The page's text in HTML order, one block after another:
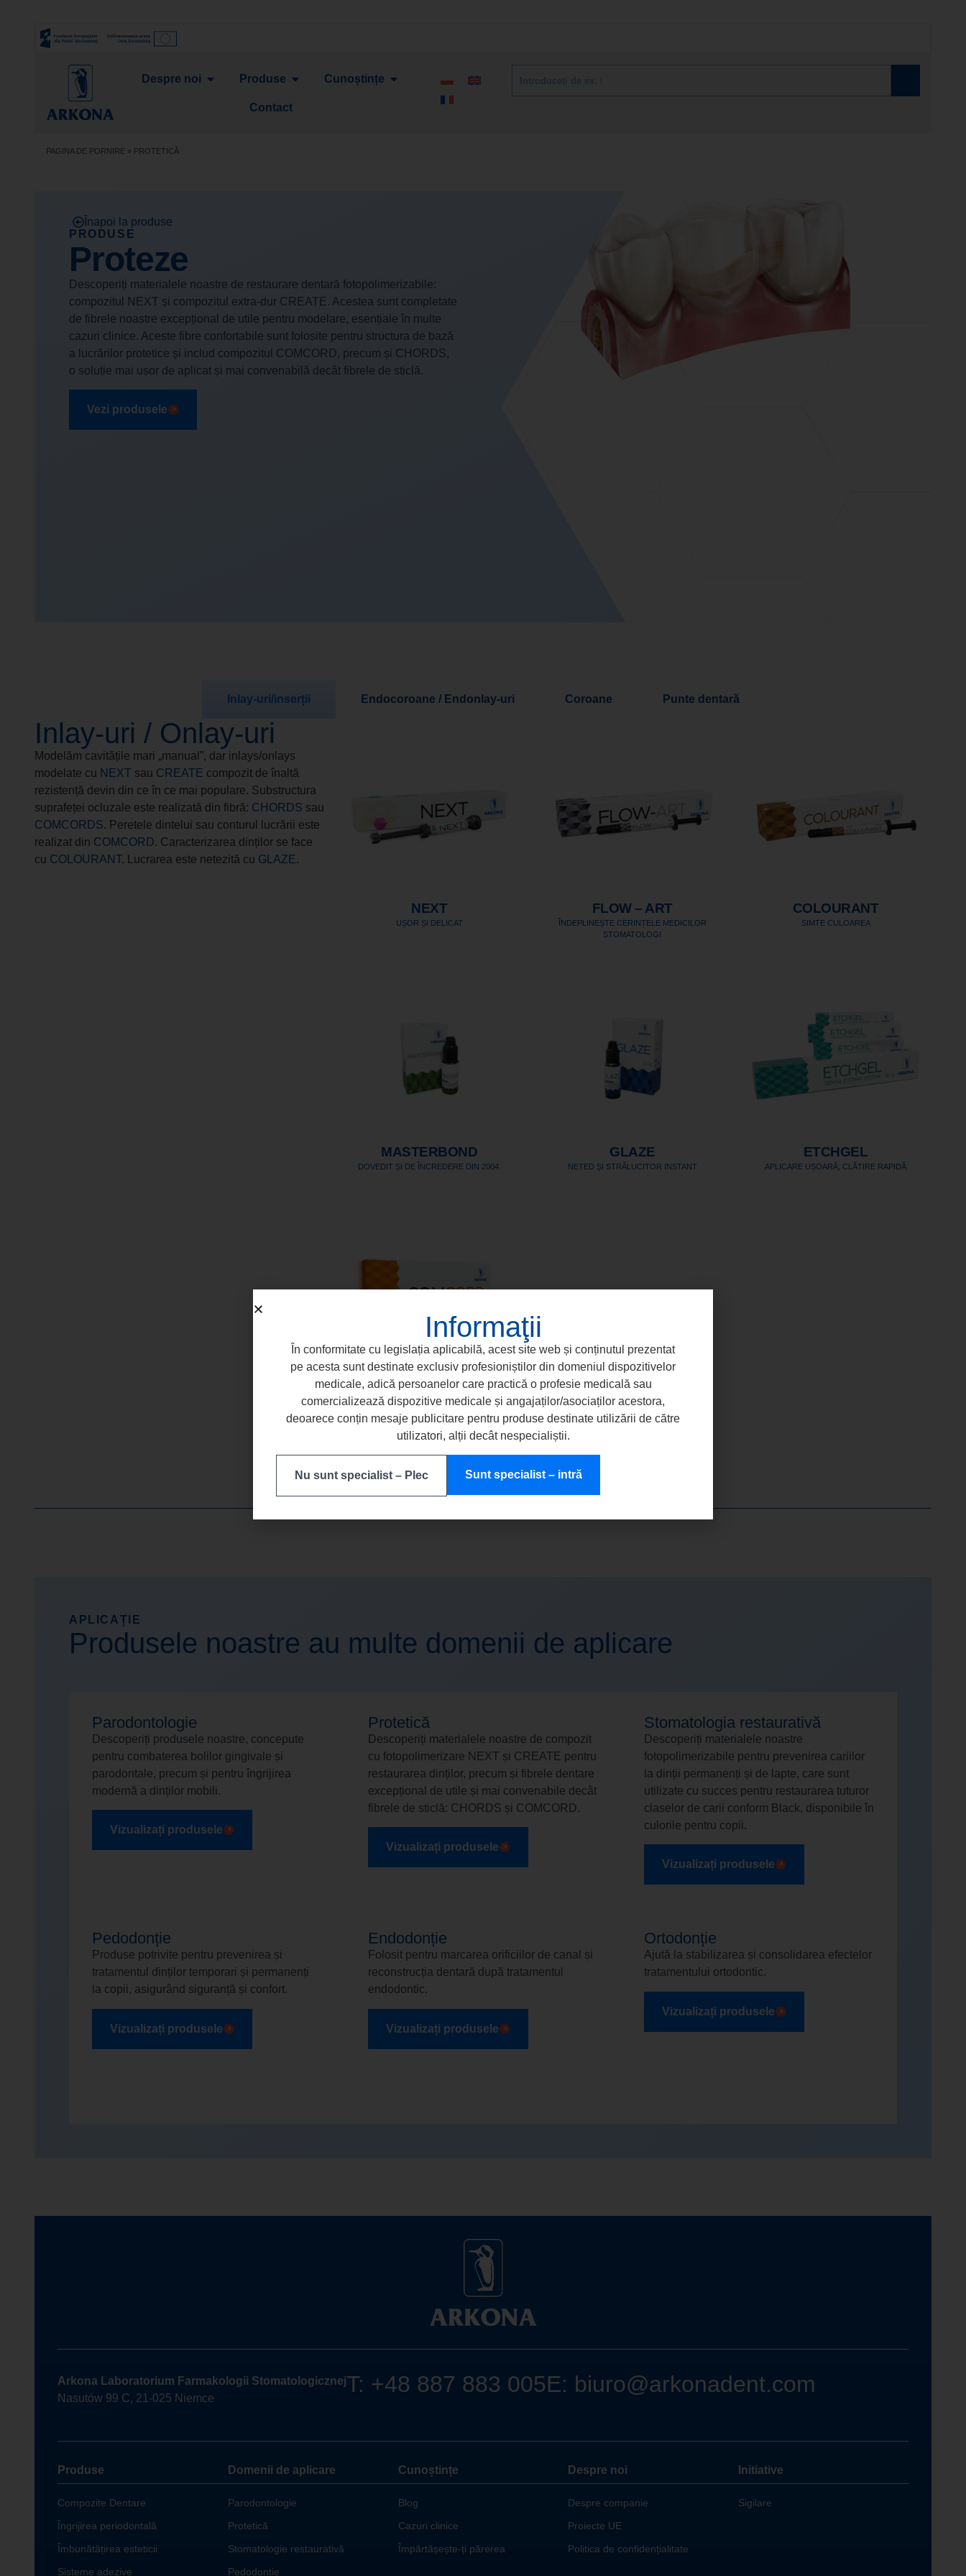
Despre noi Produse Cunoștințe
Contact
PAGINA DE PORNIRE » PROTETICĂ
Înapoi la produse
PRODUSE
Proteze
Descoperiți materialele noastre de restaurare dentară fotopolimerizabile:
compozitul NEXT și compozitul extra-dur CREATE. Acestea sunt completate
de fibrele noastre excepțional de utile pentru modelare, esențiale în multe
cazuri clinice. Aceste fibre confortabile sunt folosite pentru structura de bază
a lucrărilor protetice și includ compozitul COMCORD, precum și CHORDS,
o soluție mai ușor de aplicat și mai convenabilă decât fibrele de sticlă.
Vezi produsele
Inlay-uri/inserții Endocoroane / Endonlay-uri Coroane Punte dentară
Inlay-uri / Onlay-uri
Modelăm cavitățile mari „manual”, dar inlays/onlays
modelate cu NEXT sau CREATE compozit de înaltă
rezistență devin din ce în ce mai populare. Substructura
suprafeței ocluzale este realizată din fibră: CHORDS sau
COMCORDS. Peretele dintelui sau conturul lucrării este
realizat din COMCORD. Caracterizarea dinților se face
cu COLOURANT. Lucrarea este netezită cu GLAZE.
NEXT
UȘOR ȘI DELICAT
FLOW – ART
ÎNDEPLINEȘTE CERINȚELE MEDICILOR
STOMATOLOGI
COLOURANT
SIMTE CULOAREA
MASTERBOND
DOVEDIT ȘI DE ÎNCREDERE DIN 2004.
GLAZE
NETED ȘI STRĂLUCITOR INSTANT
ETCHGEL
APLICARE UȘOARĂ, CLĂTIRE RAPIDĂ
COMCORD
APLICAȚIE
Produsele noastre au multe domenii de aplicare
Parodontologie
Descoperiți produsele noastre, concepute
pentru combaterea bolilor gingivale și
parodontale, precum și pentru îngrijirea
modernă a dinților mobili.
Vizualizați produsele
Protetică
Descoperiți materialele noastre de compozit
cu fotopolimerizare NEXT și CREATE pentru
restaurarea dinților, precum și fibrele dentare
excepțional de utile și mai convenabile decât
fibrele de sticlă: CHORDS și COMCORD.
Vizualizați produsele
Stomatologia restaurativă
Descoperiți materialele noastre
fotopolimerizabile pentru prevenirea cariilor
la dinții permanenți și de lapte, care sunt
utilizate cu succes pentru restaurarea tuturor
claselor de carii conform Black, disponibile în
culorile pentru copii.
Vizualizați produsele
Pedodonție
Produse potrivite pentru prevenirea și
tratamentul dinților temporari și permanenți
la copii, asigurând siguranță și confort.
Vizualizați produsele
Endodonție
Folosit pentru marcarea orificiilor de canal și
reconstrucția dentară după tratamentul
endodontic.
Vizualizați produsele
Ortodonție
Ajută la stabilizarea și consolidarea efectelor
tratamentului ortodontic.
Vizualizați produsele
Arkona Laboratorium Farmakologii Stomatologicznej
Nasutów 99 C, 21-025 Niemce
T: +48 887 883 005E: biuro@arkonadent.com
Produse
Compozite Dentare
Îngrijirea periodontală
Îmbunătățirea esteticii
Sisteme adezive
Domenii de aplicare
Parodontologie
Protetică
Stomatologie restaurativă
Pedodonție
Cunoștințe
Blog
Cazuri clinice
Împărtășește-ți părerea
Despre noi
Despre companie
Proiecte UE
Politica de confidențialitate
Initiative
Sigilare
Informaţii
În conformitate cu legislația aplicabilă, acest site web și conținutul prezentat
pe acesta sunt destinate exclusiv profesioniștilor din domeniul dispozitivelor
medicale, adică persoanelor care practică o profesie medicală sau
comercializează dispozitive medicale și angajaților/asociaților acestora,
deoarece conțin mesaje publicitare pentru produse destinate utilizării de către
utilizatori, alții decât nespecialiștii.
Nu sunt specialist – Plec Sunt specialist – intră